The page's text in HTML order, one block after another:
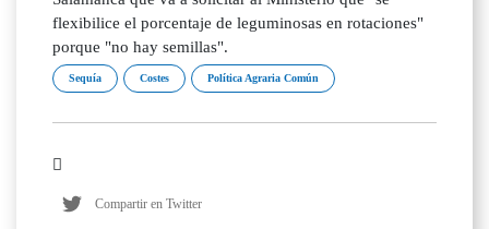
flexibilice el porcentaje de leguminosas en rotaciones"
porque "no hay semillas".
Sequía Costes Política Agraria Común
Compartir en Twitter